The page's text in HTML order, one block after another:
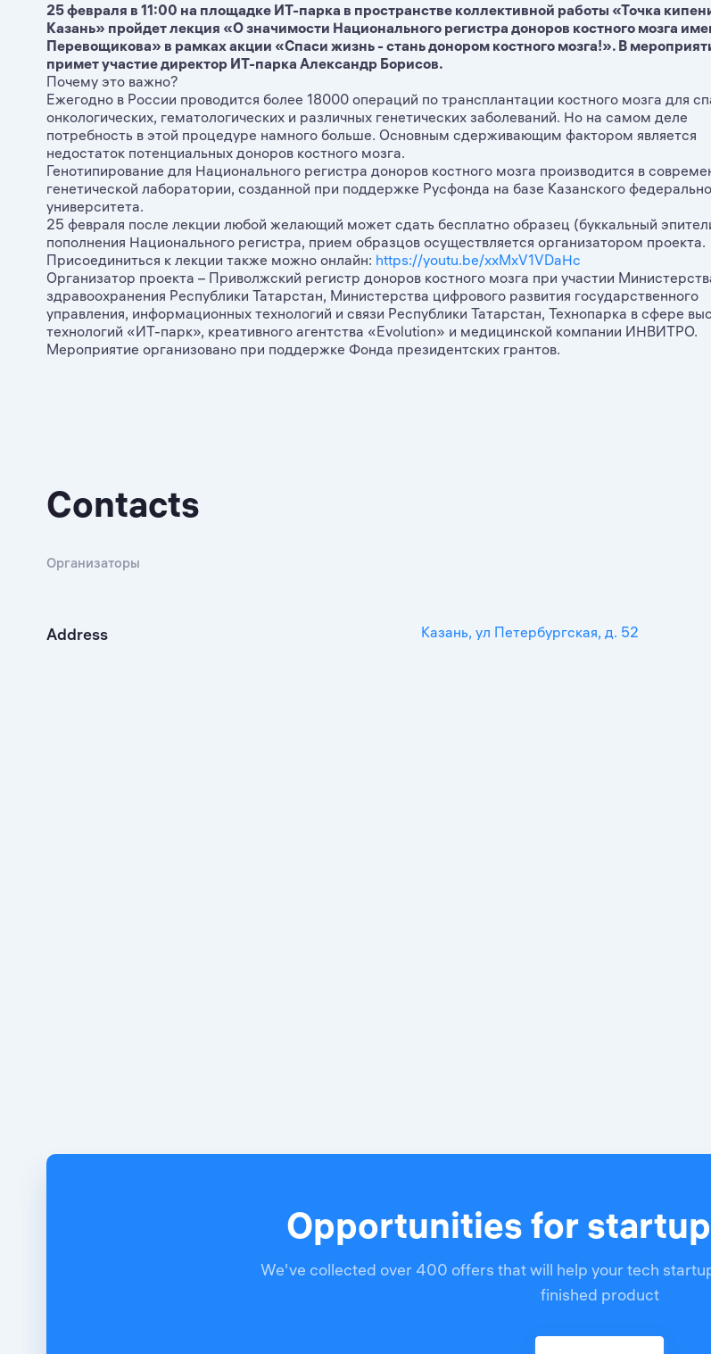
25 февраля в 11:00 на площадке ИТ-парка в пространстве коллективной работы «Точка
Казань» пройдет лекция «О значимости Национального регистра доноров костного мозга
Перевощикова» в рамках акции «Спаси жизнь - стань донором костного мозга!». В
примет участие директор ИТ-парка Александр Борисов.
Почему это важно?
Ежегодно в России проводится более 18000 операций по трансплантации костного мозга для
онкологических, гематологических и различных генетических заболеваний. Но на самом деле
потребность в этой процедуре намного больше. Основным сдерживающим фактором является
недостаток потенциальных доноров костного мозга.
Генотипирование для Национального регистра доноров костного мозга производится в
генетической лаборатории, созданной при поддержке Русфонда на базе Казанского
университета.
25 февраля после лекции любой желающий может сдать бесплатно образец (буккальный
пополнения Национального регистра, прием образцов осуществляется организатором проекта.
Присоединиться к лекции также можно онлайн: https://youtu.be/xxMxV1VDaHc
Организатор проекта – Приволжский регистр доноров костного мозга при участии
здравоохранения Республики Татарстан, Министерства цифрового развития государственного
управления, информационных технологий и связи Республики Татарстан, Технопарка в сфере
технологий «ИТ-парк», креативного агентства «Evolution» и медицинской компании ИНВИТРО.
Мероприятие организовано при поддержке Фонда президентских грантов.
Contacts
Организаторы
Address Казань, ул Петербургская, д. 52
Opportunities for
We've collected over 400 offers that will help your tech
finished product